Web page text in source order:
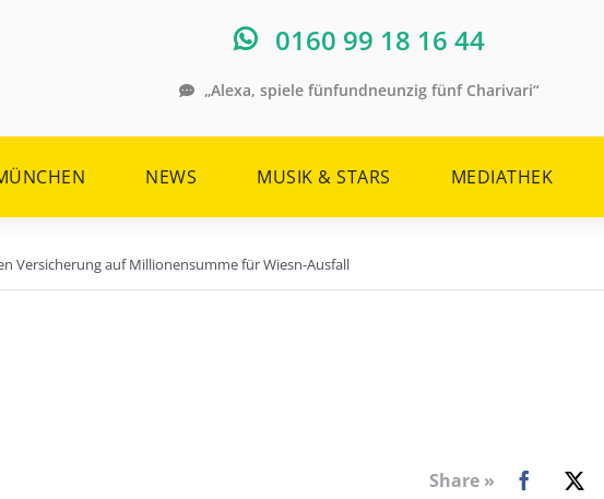
0160 99 18 16 44
„Alexa, spiele fünfundneunzig fünf Charivari“
NEWS MUSIK & STARS MEDIATHEK
Versicherung auf Millionensumme für Wiesn-Ausfall
Share »